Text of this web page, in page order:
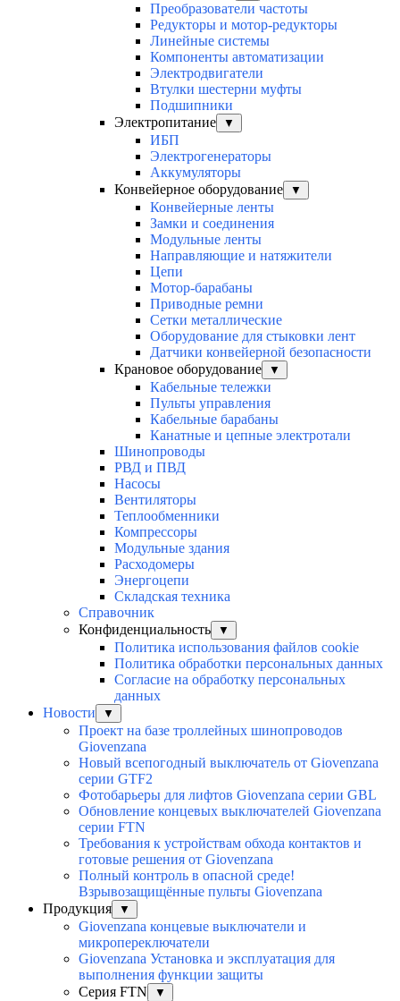
Преобразователи частоты
Редукторы и мотор-редукторы
Линейные системы
Компоненты автоматизации
Электродвигатели
Втулки шестерни муфты
Подшипники
Электропитание
▼
ИБП
Электрогенераторы
Аккумуляторы
Конвейерное оборудование
▼
Конвейерные ленты
Замки и соединения
Модульные ленты
Направляющие и натяжители
Цепи
Мотор-барабаны
Приводные ремни
Сетки металлические
Оборудование для стыковки лент
Датчики конвейерной безопасности
Крановое оборудование
▼
Кабельные тележки
Пульты управления
Кабельные барабаны
Канатные и цепные электротали
Шинопроводы
РВД и ПВД
Насосы
Вентиляторы
Теплообменники
Компрессоры
Модульные здания
Расходомеры
Энергоцепи
Складская техника
Справочник
Конфиденциальность
▼
Политика использования файлов cookie
Политика обработки персональных данных
Согласие на обработку персональных
данных
Новости
▼
Проект на базе троллейных шинопроводов
Giovenzana
Новый всепогодный выключатель от Giovenzana
серии GTF2
Фотобарьеры для лифтов Giovenzana серии GBL
Обновление концевых выключателей Giovenzana
серии FTN
Требования к устройствам обхода контактов и
готовые решения от Giovenzana
Полный контроль в опасной среде!
Взрывозащищённые пульты Giovenzana
Продукция
▼
Giovenzana концевые выключатели и
микропереключатели
Giovenzana Установка и эксплуатация для
выполнения функции защиты
Серия FTN
▼